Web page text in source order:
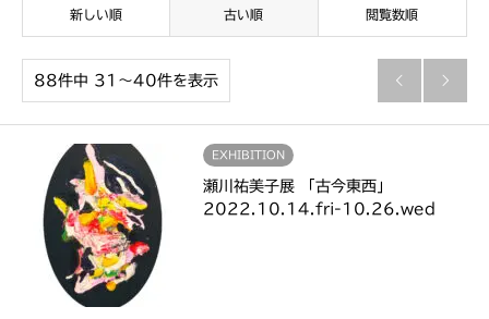
新しい順 古い順 閲覧数順
88件中 31〜40件を表示  
EXHIBITION
瀬川祐美子展 「古今東西」
2022.10.14.fri-10.26.wed